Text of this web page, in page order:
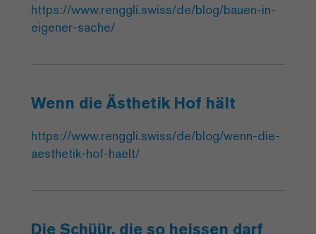
https://www.renggli.swiss/de/blog/bauen-in-
eigener-sache/
Wenn die Ästhetik Hof hält
https://www.renggli.swiss/de/blog/wenn-die-
aesthetik-hof-haelt/
Die Schüür, die so heissen darf